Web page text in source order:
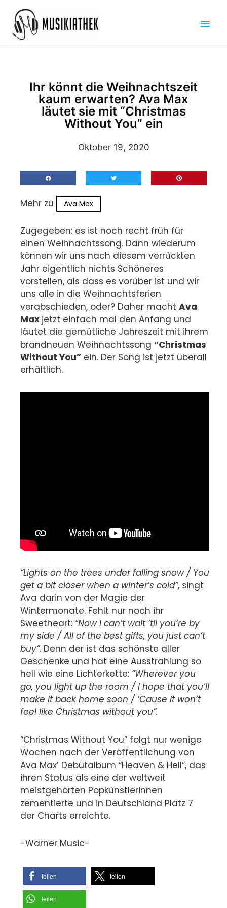
Inhalt
springen
Ihr könnt die Weihnachtszeit
kaum erwarten? Ava Max
läutet sie mit “Christmas
Without You” ein
Oktober 19, 2020
Mehr zu Ava Max
Zugegeben: es ist noch recht früh für
einen Weihnachtssong. Dann wiederum
können wir uns nach diesem verrückten
Jahr eigentlich nichts Schöneres
vorstellen, als dass es vorüber ist und wir
uns alle in die Weihnachtsferien
verabschieden, oder? Daher macht Ava
Max jetzt einfach mal den Anfang und
läutet die gemütliche Jahreszeit mit ihrem
brandneuen Weihnachtssong “Christmas
Without You” ein. Der Song ist jetzt überall
erhältlich.
“Lights on the trees under falling snow / You
get a bit closer when a winter’s cold”, singt
Ava darin von der Magie der
Wintermonate. Fehlt nur noch ihr
Sweetheart: “Now I can’t wait ’til you’re by
my side / All of the best gifts, you just can’t
buy”. Denn der ist das schönste aller
Geschenke und hat eine Ausstrahlung so
hell wie eine Lichterkette: “Wherever you
go, you light up the room / I hope that you’ll
make it back home soon / ‘Cause it won’t
feel like Christmas without you”.
“Christmas Without You” folgt nur wenige
Wochen nach der Veröffentlichung von
Ava Max’ Debütalbum “Heaven & Hell”, das
ihren Status als eine der weltweit
meistgehörten Popkünstlerinnen
zementierte und in Deutschland Platz 7
der Charts erreichte.
-Warner Music-
teilen teilen
teilen